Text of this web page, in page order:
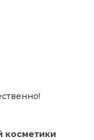
косметики